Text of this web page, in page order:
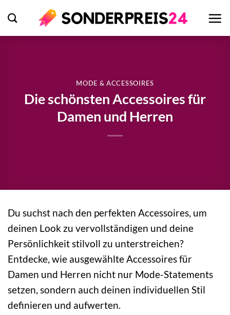
Inhalt
springen
MODE & ACCESSOIRES
Die schönsten Accessoires für
Damen und Herren
Du suchst nach den perfekten Accessoires, um
deinen Look zu vervollständigen und deine
Persönlichkeit stilvoll zu unterstreichen?
Entdecke, wie ausgewählte Accessoires für
Damen und Herren nicht nur Mode-Statements
setzen, sondern auch deinen individuellen Stil
definieren und aufwerten.